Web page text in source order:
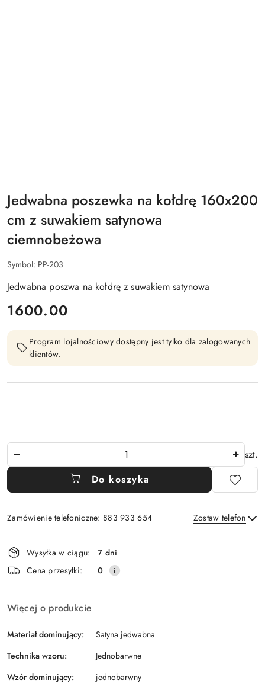
Jedwabna poszewka na kołdrę 160x200
cm z suwakiem satynowa
ciemnobeżowa
Symbol: PP-203
Jedwabna poszwa na kołdrę z suwakiem satynowa
cena:
1600.00
Program lojalnościowy dostępny jest tylko dla zalogowanych
klientów.
szt.
Do koszyka
Zamówienie telefoniczne: 883 933 654 Zostaw telefon
Wyślij
Dostępność
i
dostawa
Wysyłka w ciągu:
7 dni
Cena przesyłki:
0
Więcej o produkcie
Materiał dominujący:
Satyna jedwabna
Technika wzoru:
Jednobarwne
Wzór dominujący:
jednobarwny